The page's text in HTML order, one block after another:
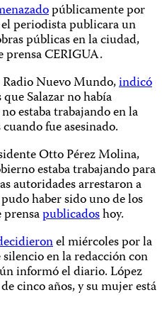
públicamente por
periodista publicara un
públicas en la ciudad,
prensa CERIGUA.
Nuevo Mundo,indicó
Salazar no había
estaba trabajando en la
fue asesinado.
Otto Pérez Molina,
estaba trabajando para
autoridades arrestaron a
haber sido uno de los
prensapublicadoshoy.
el miércoles por la
en la redacción con
informó el diario. López
cinco años, y su mujer está